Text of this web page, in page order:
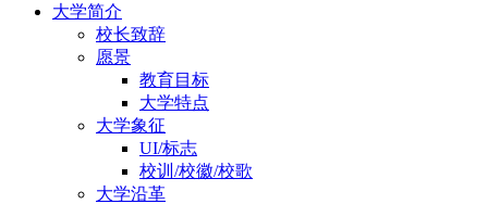
大学简介
校长致辞
愿景
教育目标
大学特点
大学象征
UI/标志
校训/校徽/校歌
大学沿革